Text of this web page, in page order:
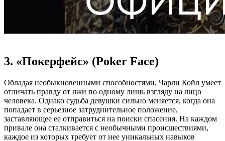
3. «Покерфейс» (Poker Face)
Обладая необыкновенными способностями, Чарли Койл умеет
отличать правду от лжи по одному лишь взгляду на лицо
человека. Однако судьба девушки сильно меняется, когда она
попадает в серьезное затруднительное положение,
заставляющее ее отправиться на поиски спасения. На каждом
привале она сталкивается с необычными происшествиями,
каждое из которых требует от нее уникальных навыков